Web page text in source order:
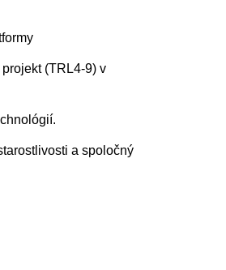
(TRL4-9) v
a spoločný